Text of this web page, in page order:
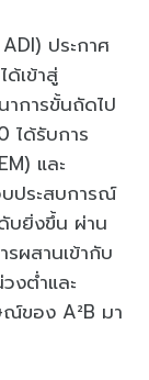
ประกาศ
ได้เข้าสู่
การขั้นถัดไป
ได้รับการ
และ
ประสบการณ์
บยิ่งขึ้น ผ่าน
ผสานเข้ากับ
งต่ำและ
ของ A²B มา